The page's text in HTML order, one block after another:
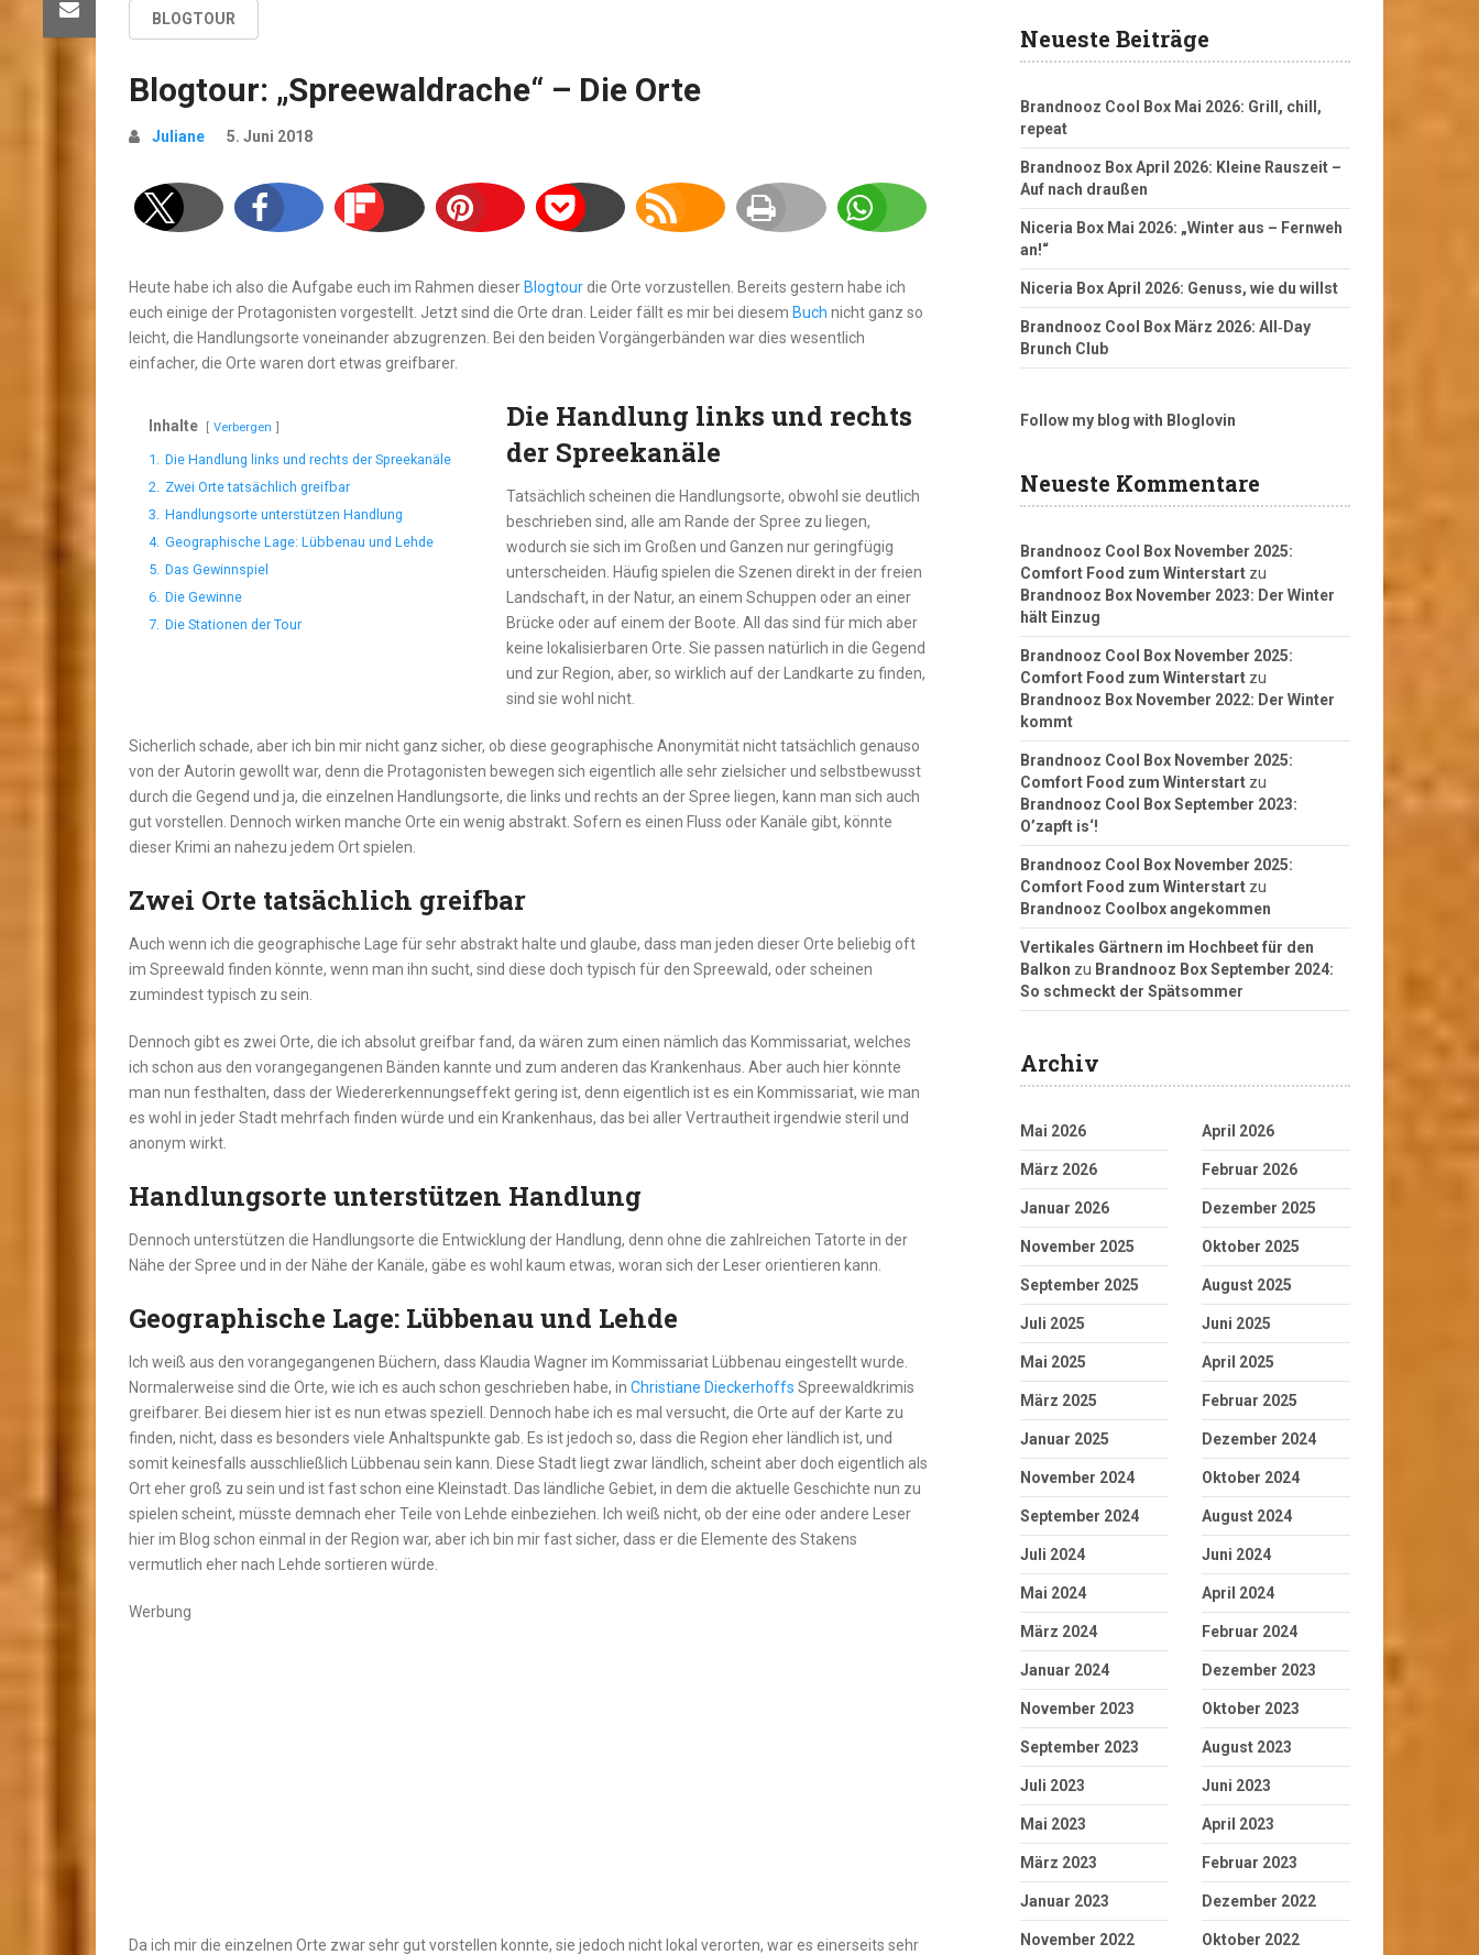
BLOGTOUR
Blogtour: „Spreewaldrache“ – Die Orte
Juliane 5. Juni 2018
Heute habe ich also die Aufgabe euch im Rahmen dieser Blogtour die Orte vorzustellen. Bereits gestern habe ich
euch einige der Protagonisten vorgestellt. Jetzt sind die Orte dran. Leider fällt es mir bei diesem Buch nicht ganz so
leicht, die Handlungsorte voneinander abzugrenzen. Bei den beiden Vorgängerbänden war dies wesentlich
einfacher, die Orte waren dort etwas greifbarer.
Inhalte Verbergen
1. Die Handlung links und rechts der Spreekanäle
2. Zwei Orte tatsächlich greifbar
3. Handlungsorte unterstützen Handlung
4. Geographische Lage: Lübbenau und Lehde
5. Das Gewinnspiel
6. Die Gewinne
7. Die Stationen der Tour
Die Handlung links und rechts
der Spreekanäle
Tatsächlich scheinen die Handlungsorte, obwohl sie deutlich
beschrieben sind, alle am Rande der Spree zu liegen,
wodurch sie sich im Großen und Ganzen nur geringfügig
unterscheiden. Häufig spielen die Szenen direkt in der freien
Landschaft, in der Natur, an einem Schuppen oder an einer
Brücke oder auf einem der Boote. All das sind für mich aber
keine lokalisierbaren Orte. Sie passen natürlich in die Gegend
und zur Region, aber, so wirklich auf der Landkarte zu finden,
sind sie wohl nicht.
Sicherlich schade, aber ich bin mir nicht ganz sicher, ob diese geographische Anonymität nicht tatsächlich genauso
von der Autorin gewollt war, denn die Protagonisten bewegen sich eigentlich alle sehr zielsicher und selbstbewusst
durch die Gegend und ja, die einzelnen Handlungsorte, die links und rechts an der Spree liegen, kann man sich auch
gut vorstellen. Dennoch wirken manche Orte ein wenig abstrakt. Sofern es einen Fluss oder Kanäle gibt, könnte
dieser Krimi an nahezu jedem Ort spielen.
Zwei Orte tatsächlich greifbar
Auch wenn ich die geographische Lage für sehr abstrakt halte und glaube, dass man jeden dieser Orte beliebig oft
im Spreewald finden könnte, wenn man ihn sucht, sind diese doch typisch für den Spreewald, oder scheinen
zumindest typisch zu sein.
Dennoch gibt es zwei Orte, die ich absolut greifbar fand, da wären zum einen nämlich das Kommissariat, welches
ich schon aus den vorangegangenen Bänden kannte und zum anderen das Krankenhaus. Aber auch hier könnte
man nun festhalten, dass der Wiedererkennungseffekt gering ist, denn eigentlich ist es ein Kommissariat, wie man
es wohl in jeder Stadt mehrfach finden würde und ein Krankenhaus, das bei aller Vertrautheit irgendwie steril und
anonym wirkt.
Handlungsorte unterstützen Handlung
Dennoch unterstützen die Handlungsorte die Entwicklung der Handlung, denn ohne die zahlreichen Tatorte in der
Nähe der Spree und in der Nähe der Kanäle, gäbe es wohl kaum etwas, woran sich der Leser orientieren kann.
Geographische Lage: Lübbenau und Lehde
Ich weiß aus den vorangegangenen Büchern, dass Klaudia Wagner im Kommissariat Lübbenau eingestellt wurde.
Normalerweise sind die Orte, wie ich es auch schon geschrieben habe, in Christiane Dieckerhoffs Spreewaldkrimis
greifbarer. Bei diesem hier ist es nun etwas speziell. Dennoch habe ich es mal versucht, die Orte auf der Karte zu
finden, nicht, dass es besonders viele Anhaltspunkte gab. Es ist jedoch so, dass die Region eher ländlich ist, und
somit keinesfalls ausschließlich Lübbenau sein kann. Diese Stadt liegt zwar ländlich, scheint aber doch eigentlich als
Ort eher groß zu sein und ist fast schon eine Kleinstadt. Das ländliche Gebiet, in dem die aktuelle Geschichte nun zu
spielen scheint, müsste demnach eher Teile von Lehde einbeziehen. Ich weiß nicht, ob der eine oder andere Leser
hier im Blog schon einmal in der Region war, aber ich bin mir fast sicher, dass er die Elemente des Stakens
vermutlich eher nach Lehde sortieren würde.
Werbung
Da ich mir die einzelnen Orte zwar sehr gut vorstellen konnte, sie jedoch nicht lokal verorten, war es einerseits sehr
Neueste Beiträge
Brandnooz Cool Box Mai 2026: Grill, chill,
repeat
Brandnooz Box April 2026: Kleine Rauszeit –
Auf nach draußen
Niceria Box Mai 2026: „Winter aus – Fernweh
an!“
Niceria Box April 2026: Genuss, wie du willst
Brandnooz Cool Box März 2026: All‑Day
Brunch Club
Follow my blog with Bloglovin
Neueste Kommentare
Brandnooz Cool Box November 2025:
Comfort Food zum Winterstart zu
Brandnooz Box November 2023: Der Winter
hält Einzug
Brandnooz Cool Box November 2025:
Comfort Food zum Winterstart zu
Brandnooz Box November 2022: Der Winter
kommt
Brandnooz Cool Box November 2025:
Comfort Food zum Winterstart zu
Brandnooz Cool Box September 2023:
O’zapft is‘!
Brandnooz Cool Box November 2025:
Comfort Food zum Winterstart zu
Brandnooz Coolbox angekommen
Vertikales Gärtnern im Hochbeet für den
Balkon zu Brandnooz Box September 2024:
So schmeckt der Spätsommer
Archiv
Mai 2026 April 2026
März 2026 Februar 2026
Januar 2026 Dezember 2025
November 2025 Oktober 2025
September 2025 August 2025
Juli 2025 Juni 2025
Mai 2025 April 2025
März 2025 Februar 2025
Januar 2025 Dezember 2024
November 2024 Oktober 2024
September 2024 August 2024
Juli 2024 Juni 2024
Mai 2024 April 2024
März 2024 Februar 2024
Januar 2024 Dezember 2023
November 2023 Oktober 2023
September 2023 August 2023
Juli 2023 Juni 2023
Mai 2023 April 2023
März 2023 Februar 2023
Januar 2023 Dezember 2022
November 2022 Oktober 2022